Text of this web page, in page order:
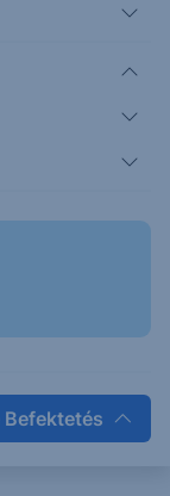
Befektetés
eladói